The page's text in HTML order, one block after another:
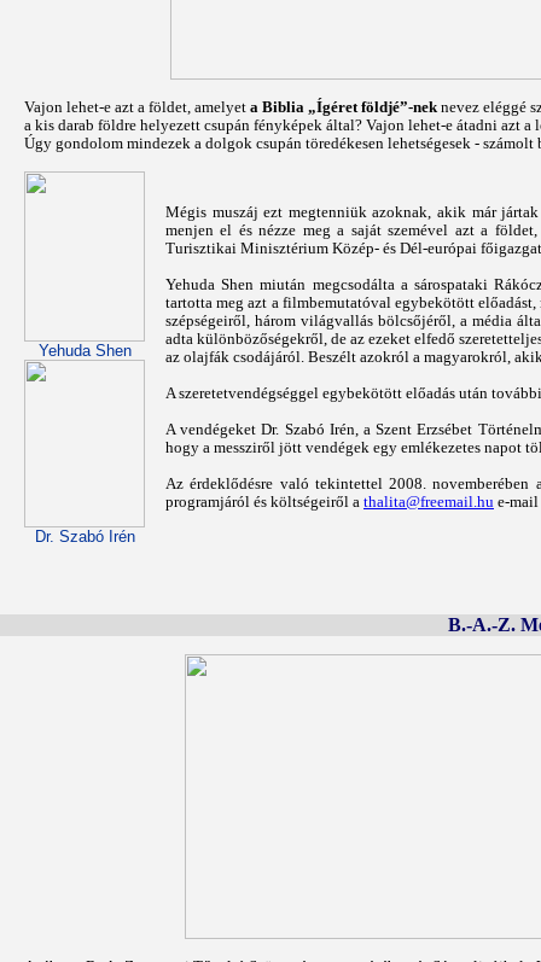
Vajon lehet-e azt a földet, amelyet a Biblia „Ígéret földjé”-nek nevez eléggé
a kis darab földre helyezett csupán fényképek által? Vajon lehet-e átadni azt
Úgy gondolom mindezek a dolgok csupán töredékesen lehetségesek - számolt
Yehuda Shen
Dr. Szabó Irén
Mégis muszáj ezt megtenniük azoknak, akik már
menjen el és nézze meg a saját szemével azt a
Turisztikai Minisztérium Közép- és Dél-európai
Yehuda Shen miután megcsodálta a sárospataki
tartotta meg azt a filmbemutatóval egybekötött
szépségeiről, három világvallás bölcsőjéről, a média
adta különbözőségekről, de az ezeket elfedő
az olajfák csodájáról. Beszélt azokról a magyarokról,
A szeretetvendégséggel egybekötött előadás után
A vendégeket Dr. Szabó Irén, a Szent Erzsébet
hogy a messziről jött vendégek egy emlékezetes napot
Az érdeklődésre való tekintettel 2008. novemberében
programjáról és költségeiről a thalita@freemail.hu e-
B.-A.-Z.